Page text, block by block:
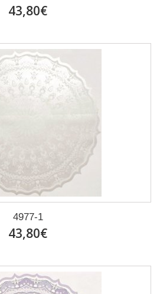
43,80€
4977-1
43,80€